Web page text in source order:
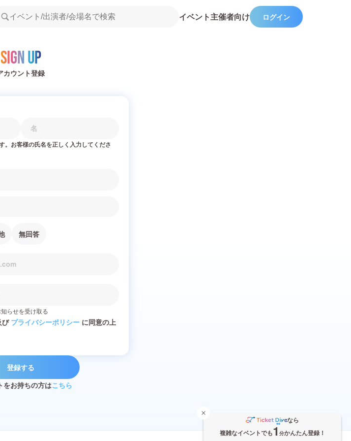
イベント主催者向け ログイン
Sign Up
カウント登録
。お客様の氏名を正しく入力してくださ
無回答
らせを受け取る
び プライバシーポリシー に同意の上
登録する
をお持ちの方はこちら
なら
複雑なイベントでも1 分かんたん登録！